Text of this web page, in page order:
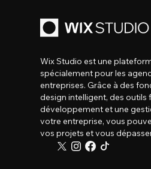
Wix Studio est une
spécialement pour les
entreprises. Grâce à des
design intelligent, des outils
développement et une
votre entreprise, vous
vos projets et vous